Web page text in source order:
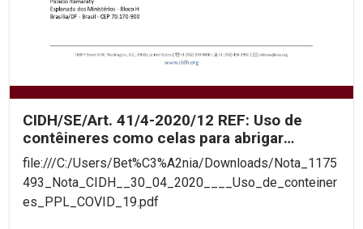
CIDH/SE/Art. 41/4-2020/12 REF: Uso de
contêineres como celas para abrigar
pessoas privadas de...
file:///C:/Users/Bet%C3%A2nia/Downloads/Nota_1175
493_Nota_CIDH__30_04_2020____Uso_de_conteiner
es_PPL_COVID_19.pdf